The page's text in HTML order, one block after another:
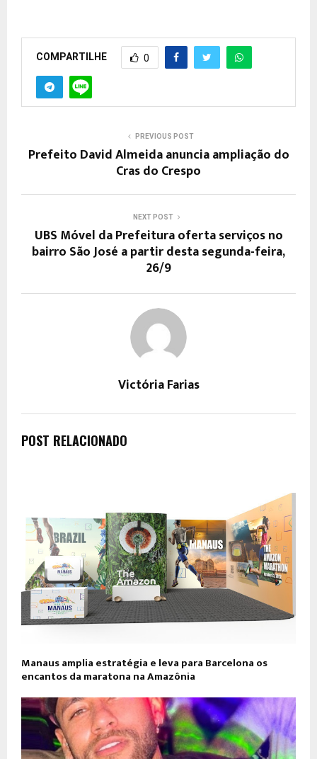
COMPARTILHE 0
PREVIOUS POST
Prefeito David Almeida anuncia ampliação do
Cras do Crespo
NEXT POST
UBS Móvel da Prefeitura oferta serviços no
bairro São José a partir desta segunda-feira,
26/9
Victória Farias
POST RELACIONADO
Manaus amplia estratégia e leva para Barcelona os
encantos da maratona na Amazônia